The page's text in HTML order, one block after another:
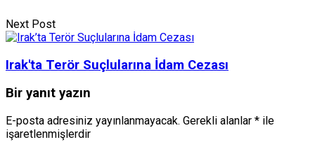
Next Post
Irak'ta Terör Suçlularına İdam Cezası
Bir yanıt yazın
E-posta adresiniz yayınlanmayacak. Gerekli alanlar * ile
işaretlenmişlerdir